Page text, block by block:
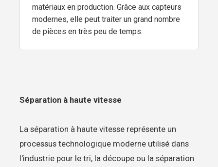
matériaux en production. Grâce aux capteurs
modernes, elle peut traiter un grand nombre
de pièces en très peu de temps.
Séparation à haute vitesse
La séparation à haute vitesse représente un
processus technologique moderne utilisé dans
l'industrie pour le tri, la découpe ou la séparation